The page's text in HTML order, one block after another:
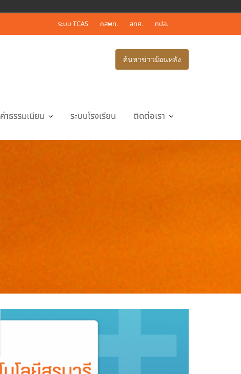
ระบบ TCAS กสพท. สทศ. ทปอ.
ค้นหาข่าวย้อนหลัง
ค่าธรรมเนียม ระบบโรงเรียน ติดต่อเรา